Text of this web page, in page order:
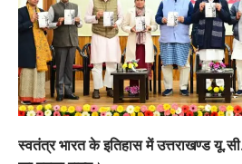
स्वतंत्र भारत के इतिहास में उत्तराखण्ड